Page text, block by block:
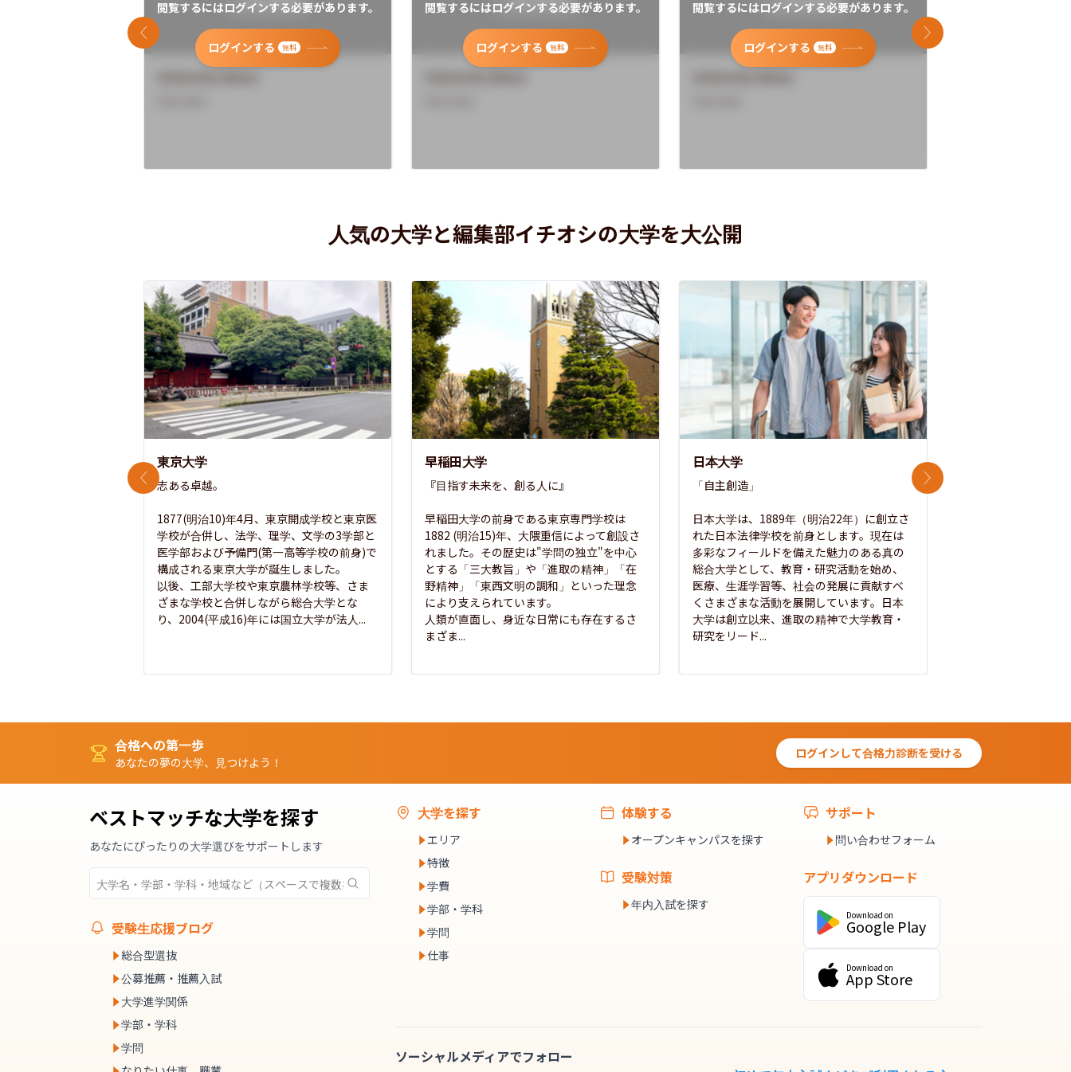
閲覧するにはログインする必要があります。
ログインする 無料
閲覧するにはログインする必要があります。
ログインする 無料
閲覧するにはログインする必要があります。
ログインする 無料
前のスライド 次のスライド
人気の大学と編集部イチオシの大学を大公開
東京大学
志ある卓越。
1877(明治10)年4月、東京開成学校と東京医
学校が合併し、法学、理学、文学の3学部と
医学部および予備門(第一高等学校の前身)で
構成される東京大学が誕生しました。
以後、工部大学校や東京農林学校等、さま
ざまな学校と合併しながら総合大学とな
り、2004(平成16)年には国立大学が法人...
早稲田大学
『目指す未来を、創る人に』
早稲田大学の前身である東京専門学校は
1882 (明治15)年、大隈重信によって創設さ
れました。その歴史は"学問の独立"を中心
とする「三大教旨」や「進取の精神」「在
野精神」「東西文明の調和」といった理念
により支えられています。
人類が直面し、身近な日常にも存在するさ
まざま...
日本大学
「自主創造」
日本大学は、1889年（明治22年）に創立さ
れた日本法律学校を前身とします。現在は
多彩なフィールドを備えた魅力のある真の
総合大学として、教育・研究活動を始め、
医療、生涯学習等、社会の発展に貢献すべ
くさまざまな活動を展開しています。日本
大学は創立以来、進取の精神で大学教育・
研究をリード...
前のスライド 次のスライド
合格への第一歩
あなたの夢の大学、見つけよう！
ログインして合格力診断を受ける
ベストマッチな大学を探す
あなたにぴったりの大学選びをサポートします
受験生応援ブログ
総合型選抜
公募推薦・推薦入試
大学進学関係
学部・学科
学問
大学を探す
エリア
特徴
学費
学部・学科
学問
仕事
体験する
オープンキャンパスを探す
受験対策
年内入試を探す
サポート
問い合わせフォーム
アプリダウンロード
Download on
Google Play
Download on
App Store
ソーシャルメディアでフォロー